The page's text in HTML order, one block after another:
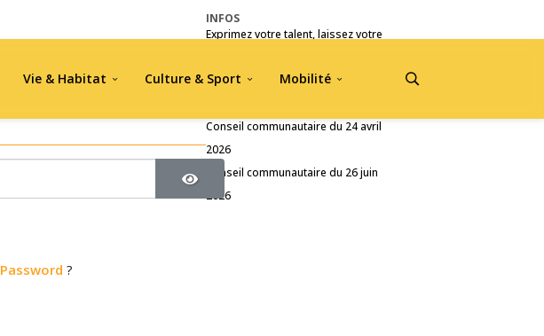
INFOS
Exprimez votre talent, laissez votre
Pré-inscriptions Jou A Tradisyon
Conseil communautaire du 24 avril
2026
Conseil communautaire du 26 juin
2026
Vie & Habitat Culture & Sport Mobilité
Afficher le mot de passe
Password ?